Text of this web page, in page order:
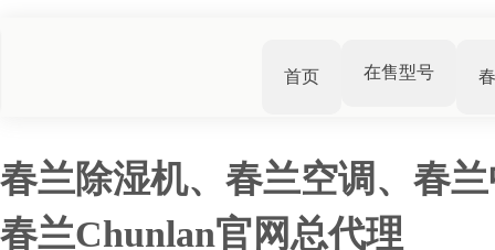
首页 在售型号
春兰除湿机、春兰空调、春
春兰Chunlan官网总代理